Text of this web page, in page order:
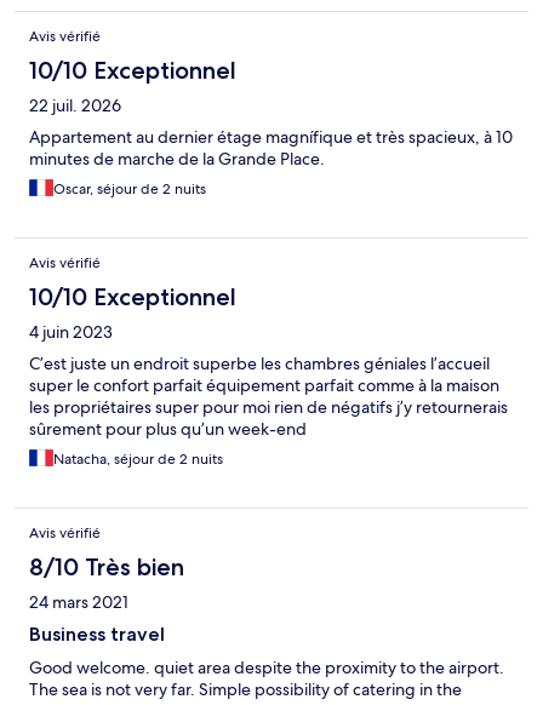
rundherum wohlgefühlt. Vielen lieben Dank noch mal.
Avis vérifié
10/10 Exceptionnel
22 juil. 2026
Appartement au dernier étage magnífique et très spacieux, à 10
minutes de marche de la Grande Place.
Oscar, séjour de 2 nuits
Avis vérifié
10/10 Exceptionnel
4 juin 2023
C’est juste un endroit superbe les chambres géniales l’accueil
super le confort parfait équipement parfait comme à la maison
les propriétaires super pour moi rien de négatifs j’y retournerais
sûrement pour plus qu’un week-end
Natacha, séjour de 2 nuits
Avis vérifié
8/10 Très bien
24 mars 2021
Business travel
Good welcome. quiet area despite the proximity to the airport.
The sea is not very far. Simple possibility of catering in the